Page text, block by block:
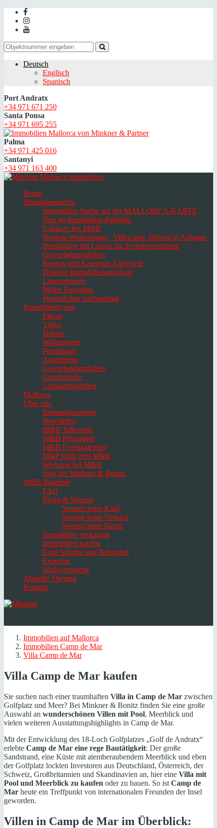
Deutsch
Englisch
Spanisch
Port Andratx
+34 971 671 250
Santa Ponsa
+34 971 695 255
Palma
+34 971 425 016
Santanyi
+34 971 163 400
Home
Immobiliensuche
Immobilien-Suche auf der MALLORCA-KARTE
Neu im Immobilien-Portfolio
Exklusiv bei M&B
Neubau-Wohnungen, -Villen und -Häuser in Anlagen
Immobilien mit Lizenz zur Ferienvermietung
Gewerbeimmobilien
Region-und Kategorie-Übersicht
Diskrete Immobilienangebote
Langzeitmiete
Meine Favoriten
Persönlicher Suchauftrag
Immobilientypen
Fincas
Villen
Häuser
Wohnungen
Penthäuser
Apartments
Gewerbeimmobilien
Grundstücke
Luxusimmobilien
Mallorca
Über uns
Beratungszentren
Newsletter
M&B Talkrunde
M&B Pfingstfest
M&B Eventkalender
M&P heißt jetzt M&B
Werbung bei M&B
Jobs bei Minkner & Bonitz
M&B Ratgeber
FAQ
Recht & Steuern
Steuern beim Kauf
Steuern beim Verkauf
Steuern beim Besitz
Immobilien verkaufen
Immobilien kaufen
Erste Schritte und Behörden
Experten
Stichwortsuche
Aktuelle Themen
Kontakt
Immobilien auf Mallorca
Immobilien Camp de Mar
Villa Camp de Mar
Villa Camp de Mar kaufen
Sie suchen nach einer traumhaften Villa in Camp de Mar zwischen
Golfplatz und Meer? Bei Minkner & Bonitz finden Sie eine große
Auswahl an wunderschönen Villen mit Pool, Meerblick und
vielen weiteren Ausstattungshighlights in Camp de Mar.
Mit der Entwicklung des 18-Loch Golfplatzes „Golf de Andratx“
erlebte Camp de Mar eine rege Bautätigkeit: Der große
Sandstrand, eine Küste mit atemberaubendem Meerblick und eben
der Golfplatz lockten Investoren aus Deutschland, Österreich, der
Schweiz, Großbritannien und Skandinavien an, hier eine Villa mit
Pool und Meerblick zu kaufen oder zu bauen. So ist Camp de
Mar heute ein Treffpunkt von internationalen Freunden der Insel
geworden.
Villen in Camp de Mar im Überblick: